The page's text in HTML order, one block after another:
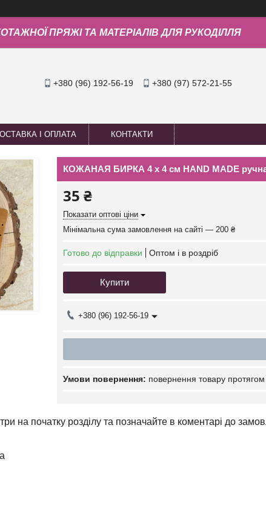
ПРЯЖІ ТА МАТЕРІАЛІВ ДЛЯ РУКОДІЛЛЯ
+380 (96) 192-56-19 +380 (97) 572-21-55
І ОПЛАТА КОНТАКТИ
КОЖАНАЯ БИРКА 4 х 4 см HAND MADE
35 ₴
Показати оптові ціни
Мінімальна сума замовлення на сайті — 200 ₴
Готово до відправки Оптом і в роздріб
Купити
+380 (96) 192-56-19
повернення товару протягом
на початку розділу та позначайте в коментарі до